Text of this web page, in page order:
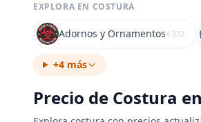
EXPLORA EN COSTURA
Adornos y Ornamentos4.322
+4 más
Precio de Costura